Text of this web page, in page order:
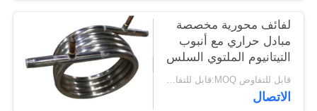
لفائف محورية مخصصة
مبادل حراري مع أنبوب
التيتانيوم الملتوي السلس
قابل للتفاوض MOQ:قابل للتفاوض
الاتصال